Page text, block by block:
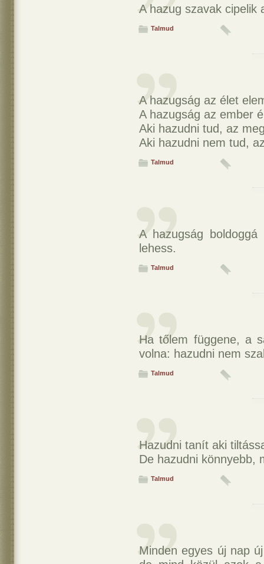
A hazug szavak cipelik
Talmud
A hazugság az élet
A hazugság az ember
Aki hazudni tud, az
Aki hazudni nem tud,
Talmud
A hazugság
lehess.
Talmud
Ha tőlem függene, a
volna: hazudni nem
Talmud
Hazudni tanít aki
De hazudni könnyebb,
Talmud
Minden egyes új nap